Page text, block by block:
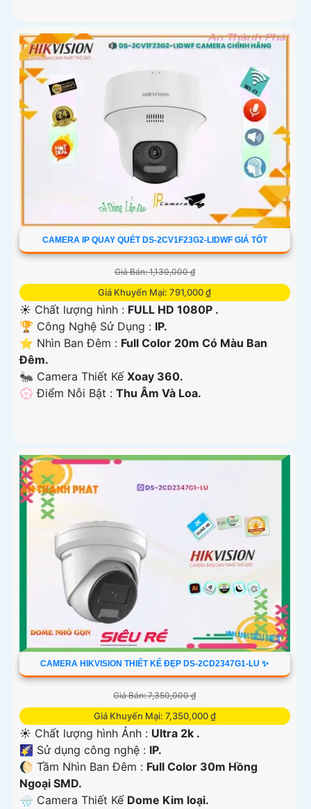
CAMERA IP QUAY QUÉT DS-2CV1F23G2-LIDWF GIÁ TỐT
Giá Bán: 1,130,000 ₫
Giá Khuyến Mại: 791,000 ₫
☀️ Chất lượng hình : FULL HD 1080P .
🏆 Công Nghệ Sử Dụng : IP.
⭐ Nhìn Ban Đêm : Full Color 20m Có Màu Ban
Ðêm.
🐜 Camera Thiết Kế Xoay 360.
️💮 Điểm Nỗi Bật : Thu Âm Và Loa.
CAMERA HIKVISION THIẾT KẾ ĐẸP DS-2CD2347G1-LU ✨
Giá Bán: 7,350,000 ₫
Giá Khuyến Mại: 7,350,000 ₫
☀️ Chất lượng hình Ảnh : Ultra 2k .
🌠 Sử dụng công nghệ : IP.
🌔 Tầm Nhìn Ban Đêm : Full Color 30m Hồng
Ngoại SMD.
🌧️ Camera Thiết Kế Dome Kim loại.